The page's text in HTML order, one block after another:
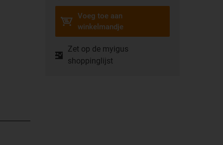
Voeg toe aan
winkelmandje
Zet op de myigus
shoppinglijst